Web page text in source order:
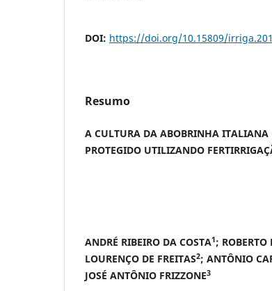
DOI: https://doi.org/10.15809/
Resumo
A CULTURA DA ABOBRINHA ITALIANA
PROTEGIDO UTILIZANDO
ANDRÉ RIBEIRO DA COSTA1; ROBERTO
LOURENÇO DE FREITAS2; ANTÔNIO
JOSÉ ANTÔNIO FRIZZONE3